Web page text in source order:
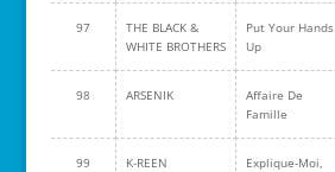
97
THE BLACK &
WHITE BROTHERS
Put Your Hands
Up
98 ARSENIK
Affaire De
Famille
99 K-REEN
Explique-Moi,